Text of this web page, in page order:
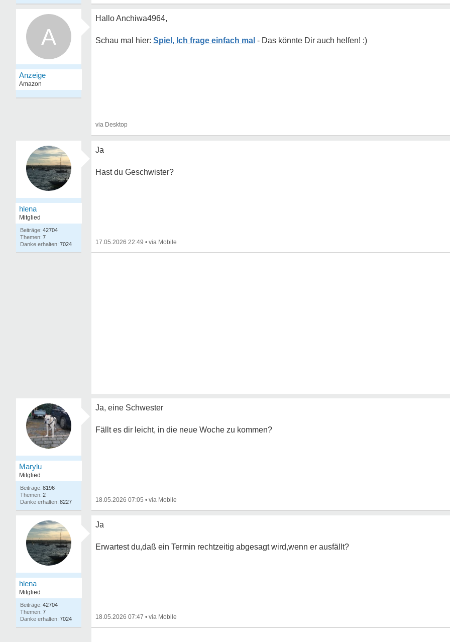
A
Hallo Anchiwa4964,
Spiel, Ich frage einfach mal
hlena
Mitglied
42704
7
7024
Ja
Hast du Geschwister?
17.05.2026 22:49 •
Marylu
Mitglied
8196
2
8227
Ja, eine Schwester
Fällt es dir leicht, in die neue Woche zu kommen?
18.05.2026 07:05 •
hlena
Mitglied
42704
7
7024
Ja
Erwartest du,daß ein Termin rechtzeitig abgesagt wird,wenn er ausfällt?
18.05.2026 07:47 •